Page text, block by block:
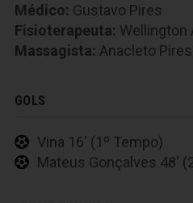
Médico: Gustavo Pires
Fisioterapeuta: Wellington
Massagista: Anacleto Pires
GOLS
Vina 16' (1º Tempo)
Mateus Gonçalves 48'